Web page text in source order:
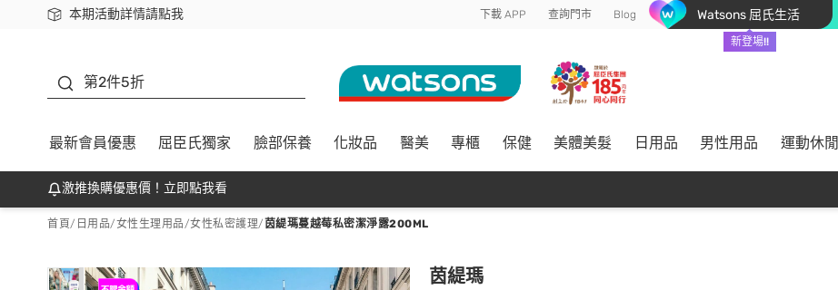
本期活動詳情請點我
下載app最高回饋$350 下載 APP 查詢門市 Blog Watsons 屈氏生活
新登場!!
第2件5折
最新會員優惠 屈臣氏獨家 臉部保養 化妝品 醫美 專櫃 保健 美體美髮 日用品 男性用品 運動休閒
激推換購優惠價！立即點我看
首頁/ 日用品/女性生理用品/女性私密護理/ 茵緹瑪蔓越莓私密潔淨露200ML
茵緹瑪